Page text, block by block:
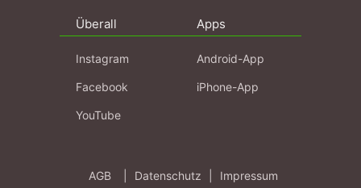
Überall
Instagram
Facebook
YouTube
Apps
Android-App
iPhone-App
AGB Datenschutz Impressum